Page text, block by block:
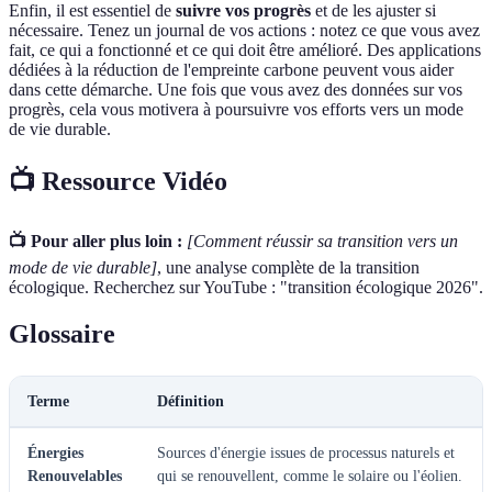
Enfin, il est essentiel de suivre vos progrès et de les ajuster si
nécessaire. Tenez un journal de vos actions : notez ce que vous avez
fait, ce qui a fonctionné et ce qui doit être amélioré. Des applications
dédiées à la réduction de l'empreinte carbone peuvent vous aider
dans cette démarche. Une fois que vous avez des données sur vos
progrès, cela vous motivera à poursuivre vos efforts vers un mode
de vie durable.
📺 Ressource Vidéo
📺 Pour aller plus loin : [Comment réussir sa transition vers un
mode de vie durable], une analyse complète de la transition
écologique. Recherchez sur YouTube : "transition écologique 2026".
Glossaire
Terme Définition
Énergies
Renouvelables
Sources d'énergie issues de processus naturels et
qui se renouvellent, comme le solaire ou l'éolien.